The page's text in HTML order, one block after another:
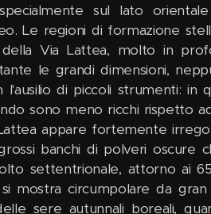
sul lato
Le regioni di formazione
Via Lattea, molto in
le grandi dimensioni,
di piccoli strumenti: in
sono meno ricchi rispetto
appare fortemente
banchi di polveri oscure
settentrionale, attorno ai
mostra circumpolare da
sere autunnali boreali,